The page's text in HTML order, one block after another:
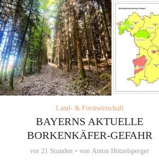
Land- & Forstwirtschaft
BAYERNS AKTUELLE
BORKENKÄFER-GEFAHR
vor 21 Stunden von Anton Hötzelsperger